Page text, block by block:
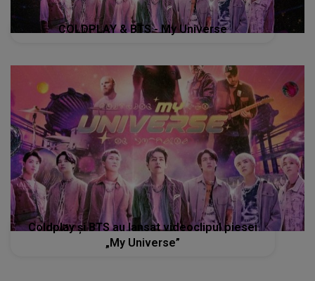
COLDPLAY & BTS - My Universe
Coldplay și BTS au lansat videoclipul piesei
„My Universe”